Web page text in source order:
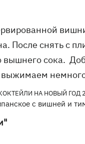
После снять с
вышнего сока.
с вишней и